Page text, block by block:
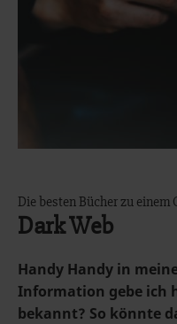
Die besten Bücher zu einem
Dark Web
Handy Handy in
Information gebe ich
bekannt? So könnte